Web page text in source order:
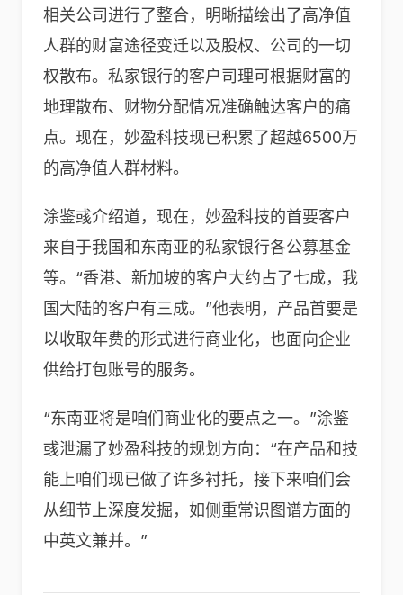
相关公司进行了整合，明晰描绘出了高净值
人群的财富途径变迁以及股权、公司的一切
权散布。私家银行的客户司理可根据财富的
地理散布、财物分配情况准确触达客户的痛
点。现在，妙盈科技现已积累了超越6500万
的⾼净值人群材料。
涂鉴彧介绍道，现在，妙盈科技的首要客户
来自于我国和东南亚的私家银行各公募基金
等。“香港、新加坡的客户大约占了七成，我
国大陆的客户有三成。”他表明，产品首要是
以收取年费的形式进行商业化，也面向企业
供给打包账号的服务。
“东南亚将是咱们商业化的要点之一。”涂鉴
彧泄漏了妙盈科技的规划方向：“在产品和技
能上咱们现已做了许多衬托，接下来咱们会
从细节上深度发掘，如侧重常识图谱方面的
中英文兼并。”